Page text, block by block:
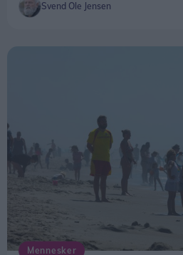
Svend Ole Jensen
Mennesker